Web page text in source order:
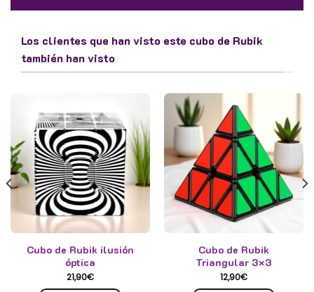
Los clientes que han visto este cubo de Rubik
también han visto
Cubo de Rubik ilusión
óptica
21,90€
Cubo de Rubik
Triangular 3×3
12,90€